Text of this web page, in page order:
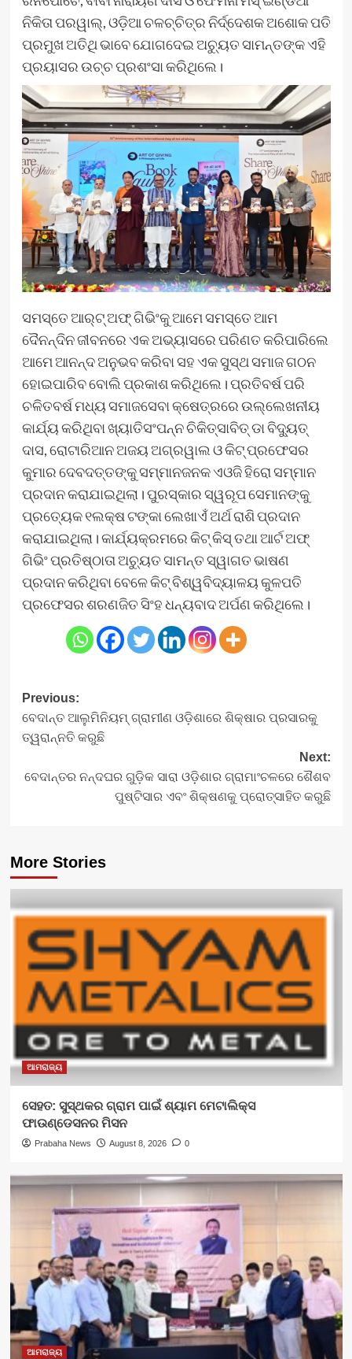
ନିକିତା ପରୱାଲ୍‌, ଓଡ଼ିଆ ଚଳଚ୍ଚିତ୍ର ନିର୍ଦ୍ଦେଶକ ଅଶୋକ ପତି
ପ୍ରମୁଖ ଅତିଥି ଭାବେ ଯୋଗଦେଇ ଅଚ୍ୟୁତ ସାମନ୍ତଙ୍କ ଏହି
ପ୍ରୟାସର ଉଚ୍ଚ ପ୍ରଶଂସା କରିଥିଲେ।
ସମସ୍ତେ ଆର୍ଟ୍‍ ଅଫ୍‍ ଗିଭିଂକୁ ଆମେ ସମସ୍ତେ ଆମ
ଦୈନନ୍ଦିନ ଜୀବନରେ ଏକ ଅଭ୍ୟାସରେ ପରିଣତ କରିପାରିଲେ
ଆମେ ଆନନ୍ଦ ଅନୁଭବ କରିବା ସହ ଏକ ସୁସ୍ଥ ସମାଜ ଗଠନ
ହୋଇପାରିବ ବୋଲି ପ୍ରକାଶ କରିଥିଲେ। ପ୍ରତିବର୍ଷ ପରି
ଚଳିତବର୍ଷ ମଧ୍ୟ ସମାଜସେବା କ୍ଷେତ୍ରରେ ଉଲ୍ଲେଖନୀୟ
କାର୍ଯ୍ୟ କରିଥିବା ଖ୍ୟାତିସଂପନ୍ନ ଚିକିତ୍ସାବିତ୍‍ ଡା ବିଦ୍ୟୁତ୍
ଦାସ, ରୋଟାରିଆନ ଅଜୟ ଅଗ୍ରୱାଲ ଓ କିଟ୍ ପ୍ରଫେସର
କୁମାର ଦେବଦତ୍ତଙ୍କୁ ସମ୍ମାନଜନକ ଏଓଜି ହିରୋ ସମ୍ମାନ
ପ୍ରଦାନ କରାଯାଇଥିଲା। ପୁରସ୍କାର ସ୍ୱରୂପ ସେମାନଙ୍କୁ
ପ୍ରତ୍ୟେକ ୧ଲକ୍ଷ ଟଙ୍କା ଲେଖାଏଁ ଅର୍ଥ ରାଶି ପ୍ରଦାନ
କରାଯାଇଥିଲା। କାର୍ଯ୍ୟକ୍ରମରେ କିଟ୍‍ କିସ୍‍ ତଥା ଆର୍ଟ ଅଫ୍‍
ଗିଭିଂ ପ୍ରତିଷ୍ଠାତା ଅଚ୍ୟୁତ ସାମନ୍ତ ସ୍ୱାଗତ ଭାଷଣ
ପ୍ରଦାନ କରିଥିବା ବେଳେ କିଟ୍‍ ବିଶ୍ୱବିଦ୍ୟାଳୟ କୁଳପତି
ପ୍ରଫେସର ଶରଣଜିତ ସିଂହ ଧନ୍ୟବାଦ ଅର୍ପଣ କରିଥିଲେ।
Post
navigation
Previous:
ବେଦାନ୍ତ ଆଲୁମିନିୟମ୍ ଗ୍ରାମୀଣ ଓଡ଼ିଶାରେ ଶିକ୍ଷାର ପ୍ରସାରକୁ
ତ୍ୱରାନ୍ନତି କରୁଛି
Next:
ବେଦାନ୍ତର ନନ୍ଦଘର ଗୁଡ଼ିକ ସାରା ଓଡ଼ିଶାର ଗ୍ରାମାଂଚଳରେ ଶୈଶବ
ପୁଷ୍ଟିସାର ଏବଂ ଶିକ୍ଷଣକୁ ପ୍ରୋତ୍ସାହିତ କରୁଛି
More Stories
ଆମରାଜ୍ୟ
ସେହତ: ସୁସ୍ଥକର ଗ୍ରାମ ପାଇଁ ଶ୍ୟାମ ମେଟାଲିକ୍ସ
ଫାଉଣ୍ଡେସନର ମିସନ
Prabaha News August 8, 2026 0
ଆମରାଜ୍ୟ